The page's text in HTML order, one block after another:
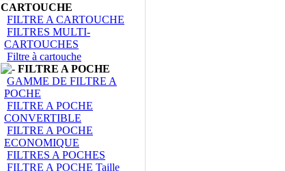
CARTOUCHE
FILTRE A CARTOUCHE
FILTRES MULTI-
CARTOUCHES
Filtre à cartouche
FILTRE A POCHE
GAMME DE FILTRE A
POCHE
FILTRE A POCHE
CONVERTIBLE
FILTRE A POCHE
ECONOMIQUE
FILTRES A POCHES
FILTRE A POCHE Taille